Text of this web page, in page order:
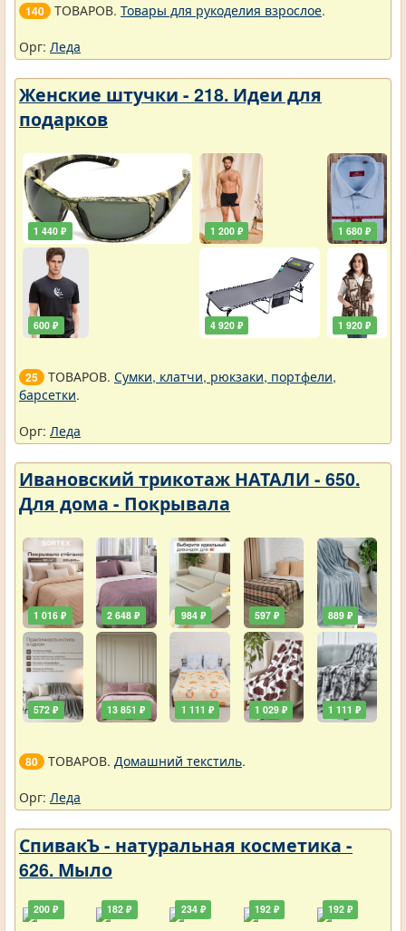
140 ТОВАРОВ. Товары для рукоделия взрослое.
Орг: Леда
Женские штучки - 218. Идеи для
подарков
1 440 ₽
600 ₽
1 200 ₽
4 920 ₽
1 680 ₽
1 920 ₽
25 ТОВАРОВ. Сумки, клатчи, рюкзаки, портфели,
барсетки.
Орг: Леда
Ивановский трикотаж НАТАЛИ - 650.
Для дома - Покрывала
1 016 ₽
572 ₽
2 648 ₽
13 851 ₽
984 ₽
1 111 ₽
597 ₽
1 029 ₽
889 ₽
1 111 ₽
80 ТОВАРОВ. Домашний текстиль.
Орг: Леда
СпивакЪ - натуральная косметика -
626. Мыло
200 ₽ 182 ₽ 234 ₽ 192 ₽ 192 ₽